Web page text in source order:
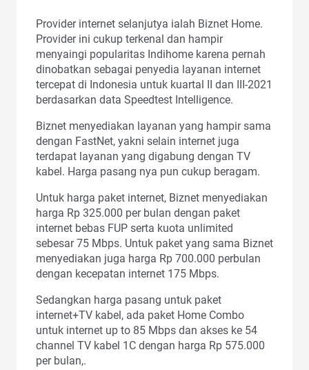
Provider internet selanjutya ialah Biznet Home.
Provider ini cukup terkenal dan hampir
menyaingi popularitas Indihome karena pernah
dinobatkan sebagai penyedia layanan internet
tercepat di Indonesia untuk kuartal II dan III-2021
berdasarkan data Speedtest Intelligence.
Biznet menyediakan layanan yang hampir sama
dengan FastNet, yakni selain internet juga
terdapat layanan yang digabung dengan TV
kabel. Harga pasang nya pun cukup beragam.
Untuk harga paket internet, Biznet menyediakan
harga Rp 325.000 per bulan dengan paket
internet bebas FUP serta kuota unlimited
sebesar 75 Mbps. Untuk paket yang sama Biznet
menyediakan juga harga Rp 700.000 perbulan
dengan kecepatan internet 175 Mbps.
Sedangkan harga pasang untuk paket
internet+TV kabel, ada paket Home Combo
untuk internet up to 85 Mbps dan akses ke 54
channel TV kabel 1C dengan harga Rp 575.000
per bulan,.